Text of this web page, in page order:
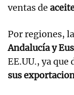
ventas de
Por regiones, la
Andalucía y
EE.UU., ya que
sus